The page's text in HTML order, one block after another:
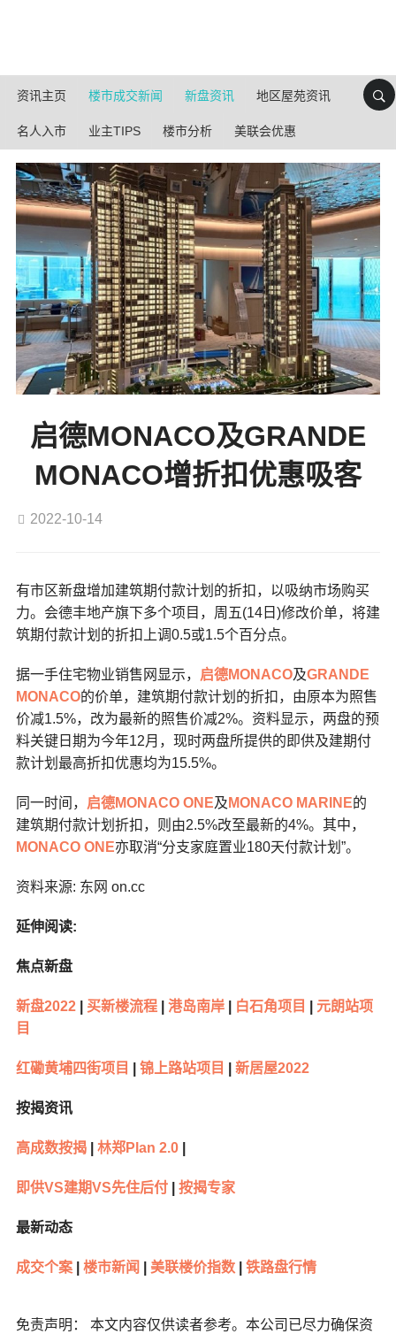
资讯主页 楼市成交新闻 新盘资讯 地区屋苑资讯
名人入市 业主TIPS 楼市分析 美联会优惠
启德MONACO及GRANDE
MONACO增折扣优惠吸客
2022-10-14
有市区新盘增加建筑期付款计划的折扣，以吸纳市场购买
力。会德丰地产旗下多个项目，周五(14日)修改价单，将建
筑期付款计划的折扣上调0.5或1.5个百分点。
据一手住宅物业销售网显示， 启德MONACO及GRANDE
MONACO的价单，建筑期付款计划的折扣，由原本为照售
价减1.5%，改为最新的照售价减2%。资料显示，两盘的预
料关键日期为今年12月，现时两盘所提供的即供及建期付
款计划最高折扣优惠均为15.5%。
同一时间， 启德MONACO ONE及 MONACO MARINE的
建筑期付款计划折扣，则由2.5%改至最新的4%。其中，
MONACO ONE亦取消“分支家庭置业180天付款计划”。
资料来源: 东网 on.cc
延伸阅读:
焦点新盘
新盘2022| 买新楼流程| 港岛南岸| 白石角项目
元朗站项
目
红磡黄埔四街项目 锦上路站项目 新居屋2022
按揭资讯
高成数按揭| 林郑Plan 2.0|
即供VS建期VS先住后付 按揭专家
最新动态
成交个案| 楼市新闻 美联楼价指数| 铁路盘行情
免责声明： 本文内容仅供读者参考。本公司已尽力确保资